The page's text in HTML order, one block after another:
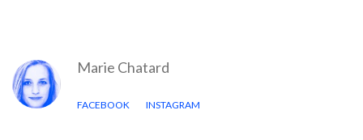
Marie Chatard
FACEBOOK INSTAGRAM